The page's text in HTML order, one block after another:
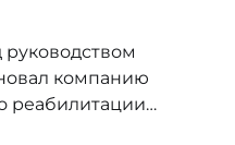
звучание, которое
компанию
реабилитации